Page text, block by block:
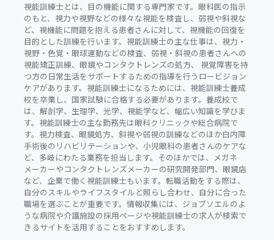
視能訓練士とは、目の機能に関する専門家です。眼科医の指示
のもと、視力や視野などの様々な視能を検査し、弱視や斜視な
ど、視機能に問題を抱える患者さんに対して、視機能の回復を
目的とした訓練を行います。視能訓練士の主な仕事は、視力・
視野・色覚・眼球運動などの検査、弱視・斜視の患者さんへの
視能矯正訓練、眼鏡やコンタクトレンズの処方、 視覚障害を持
つ方の日常生活をサポートするための指導を行うロービジョン
ケアがあります。視能訓練士になるためには、視能訓練士養成
校を卒業し、国家試験に合格する必要があります。養成校で
は、解剖学、生理学、光学、視能学など、幅広い知識を学びま
す。視能訓練士の主な勤務先は眼科クリニックや総合病院で
す。視力検査、眼鏡処方、斜視や弱視の訓練などのほか白内障
手術後のリハビリテーションや、小児眼科の患者さんのケアな
ど、多岐にわたる業務を担当します。そのほかでは、メガネ
メーカーやコンタクトレンズメーカーの研究開発部門、眼鏡店
など、企業で働く視能訓練士もいます。転職活動をする際は、
自分のスキルやライフスタイルと照らし合わせ、自分に合った
職場を選ぶことが重要です。情報収集には、ジョブソエルのよ
うな病院や介護施設の採用ページや視能訓練士の求人が検索で
きるサイトを活用することをおすすめします。